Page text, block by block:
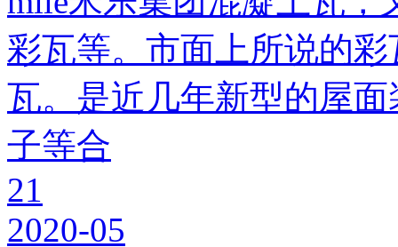
彩瓦等。市面上所说的
瓦。是近几年新型的屋
子等合
21
2020-05